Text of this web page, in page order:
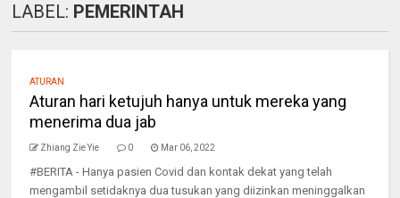
LABEL: PEMERINTAH
ATURAN
Aturan hari ketujuh hanya untuk mereka yang
menerima dua jab
Zhiang Zie Yie 0 Mar 06, 2022
#BERITA - Hanya pasien Covid dan kontak dekat yang telah
mengambil setidaknya dua tusukan yang diizinkan meninggalkan